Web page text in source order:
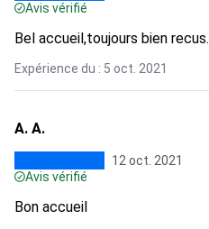
Avis vérifié
Bel accueil,toujours bien recus.
Expérience du : 5 oct. 2021
A. A.
12 oct. 2021
Avis vérifié
Bon accueil